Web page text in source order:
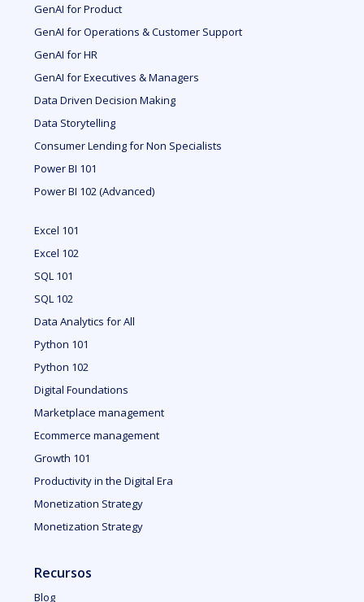
GenAI for Product
GenAI for Operations & Customer Support
GenAI for HR
GenAI for Executives & Managers
Data Driven Decision Making
Data Storytelling
Consumer Lending for Non Specialists
Power BI 101
Power BI 102 (Advanced)
Excel 101
Excel 102
SQL 101
SQL 102
Data Analytics for All
Python 101
Python 102
Digital Foundations
Marketplace management
Ecommerce management
Growth 101
Productivity in the Digital Era
Monetization Strategy
Monetization Strategy
Recursos
Blog